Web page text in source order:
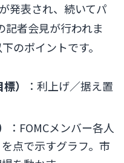
発表され、続いてパ
記者会見が行われま
のポイントです。
）
：利上げ／据え置
：FOMCメンバー各人
点で示すグラフ。市